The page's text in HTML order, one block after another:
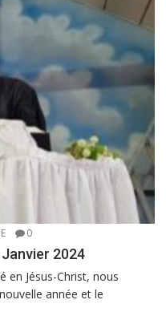
0
2024
en Jésus-Christ, nous
année et le